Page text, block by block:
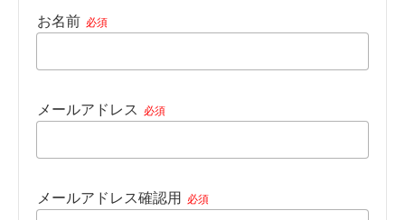
お名前 必須
メールアドレス 必須
メールアドレス確認用 必須